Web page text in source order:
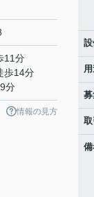
11分
歩14分
分
情報の見方